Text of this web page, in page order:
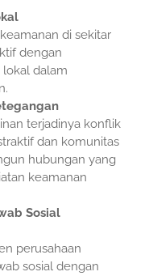
di sekitar
dengan
dalam
terjadinya konflik
dan komunitas
hubungan yang
keamanan
Sosial
perusahaan
sosial dengan